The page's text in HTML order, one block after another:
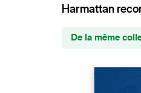
Harmattan
De la même